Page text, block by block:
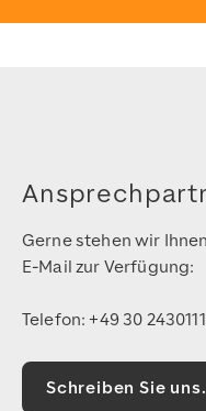
Gerne stehen wir
E-Mail zur Verfügung:
Telefon: +49 30
Schreiben Sie uns.